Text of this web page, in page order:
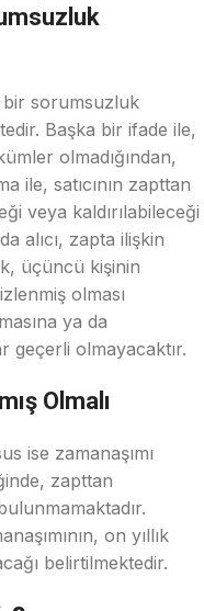
bir sorumsuzluk
Başka bir ifade ile,
olmadığından,
ile, satıcının zapttan
veya kaldırılabileceği
alıcı, zapta ilişkin
üçüncü kişinin
olması
ya da
geçerli olmayacaktır.
Olmalı
ise zamanaşımı
zapttan
on yıllık
belirtilmektedir.